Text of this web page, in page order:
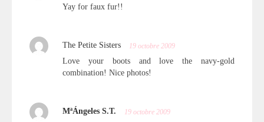
Yay for faux fur!!
The Petite Sisters 19 octobre 2009
Love your boots and love the navy-gold
combination! Nice photos!
MªÁngeles S.T. 19 octobre 2009